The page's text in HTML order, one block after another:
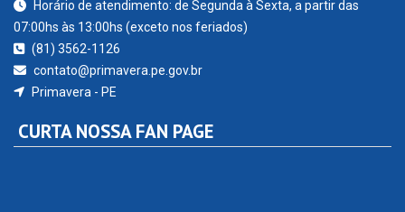
Horário de atendimento: de Segunda à Sexta, a partir das
07:00hs às 13:00hs (exceto nos feriados)
(81) 3562-1126
contato@primavera.pe.gov.br
Primavera - PE
CURTA NOSSA FAN PAGE